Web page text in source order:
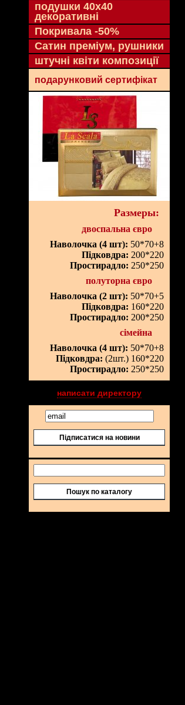
подушки 40х40
декоративні
Покривала -50%
Сатин преміум, рушники
штучні квіти композиції
подарунковий сертифікат
Размеры:
двоспальна євро
Наволочка (4 шт): 50*70+8
Підковдра: 200*220
Простирадло: 250*250
полуторна євро
Наволочка (2 шт): 50*70+5
Підковдра: 160*220
Простирадло: 200*250
сімейна
Наволочка (4 шт): 50*70+8
Підковдра: (2шт.) 160*220
Простирадло: 250*250
написати директору
Підписатися на новини
Пошук по каталогу